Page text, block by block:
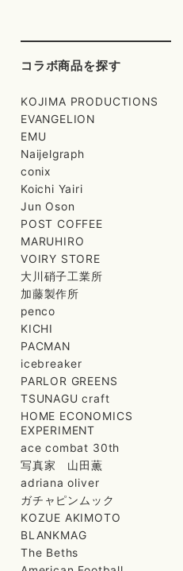
コラボ商品を探す
KOJIMA PRODUCTIONS
EVANGELION
EMU
Naijelgraph
conix
Koichi Yairi
Jun Oson
POST COFFEE
MARUHIRO
VOIRY STORE
大川硝子工業所
加藤製作所
penco
KICHI
PACMAN
icebreaker
PARLOR GREENS
TSUNAGU craft
HOME ECONOMICS
EXPERIMENT
ace combat 30th
写真家 山田薫
adriana oliver
ガチャピンムック
KOZUE AKIMOTO
BLANKMAG
The Beths